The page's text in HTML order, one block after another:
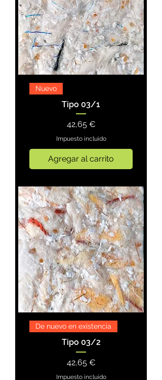
Nuevo
Tipo 03/1
Precio
42,65 €
Impuesto incluido
Agregar al carrito
De nuevo en existencia
Tipo 03/2
Precio
42,65 €
Impuesto incluido